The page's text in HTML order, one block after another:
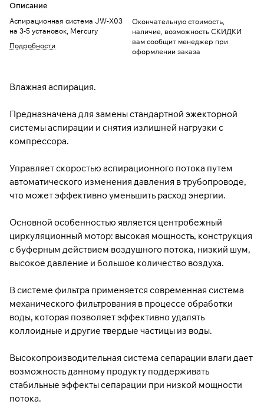
Описание
Аспирационная система JW-Х03
на 3-5 установок, Mercury
Подробности
Окончательную стоимость,
наличие, возможность СКИДКИ
вам сообщит менеджер при
оформлении заказа
Влажная аспирация.
Предназначена для замены стандартной эжекторной
системы аспирации и снятия излишней нагрузки с
компрессора.
Управляет скоростью аспирационного потока путем
автоматического изменения давления в трубопроводе,
что может эффективно уменьшить расход энергии.
Основной особенностью является центробежный
циркуляционный мотор: высокая мощность, конструкция
с буферным действием воздушного потока, низкий шум,
высокое давление и большое количество воздуха.
В системе фильтра применяется современная система
механического фильтрования в процессе обработки
воды, которая позволяет эффективно удалять
коллоидные и другие твердые частицы из воды.
Высокопроизводительная система сепарации влаги дает
возможность данному продукту поддерживать
стабильные эффекты сепарации при низкой мощности
потока.